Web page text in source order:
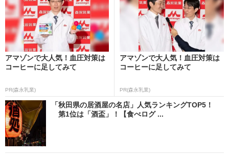
アマゾンで大人気！血圧対策は
コーヒーに足してみて
PR(森永乳業)
アマゾンで大人気！血圧対策は
コーヒーに足してみて
PR(森永乳業)
「秋田県の居酒屋の名店」人気ランキングTOP5！
第1位は「酒盃」！【食べログ ...